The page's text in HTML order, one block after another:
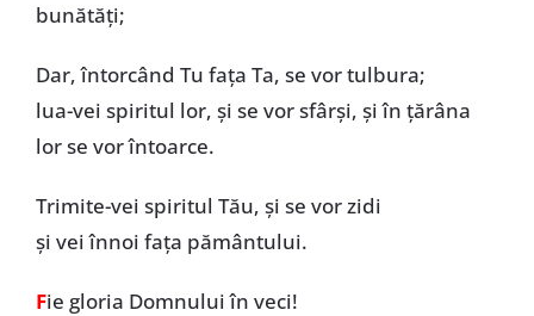
bunătăți;
Dar, întorcând Tu fața Ta, se vor tulbura;
lua-vei spiritul lor, și se vor sfârși, și în țărâna
lor se vor întoarce.
Trimite-vei spiritul Tău, și se vor zidi
și vei înnoi fața pământului.
Fie gloria Domnului în veci!